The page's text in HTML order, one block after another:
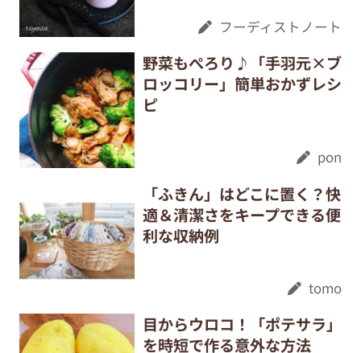
フーディストノート
野菜もぺろり♪「手羽元×ブ
ロッコリー」簡単おかずレシ
ピ
pon
「ふきん」はどこに置く？快
適＆清潔さをキープできる便
利な収納例
tomo
目からウロコ！「ポテサラ」
を時短で作る意外な方法